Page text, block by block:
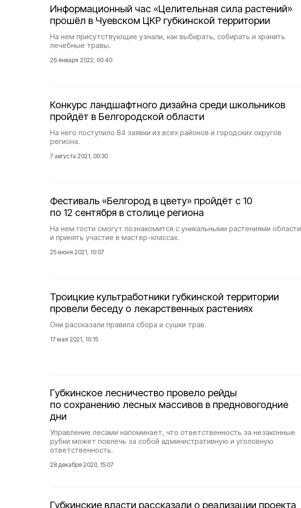
Информационный час «Целительная сила растений»
прошёл в Чуевском ЦКР губкинской территории
На нём присутствующие узнали, как выбирать, собирать и хранить
лечебные травы.
26 января 2022, 00:40
Конкурс ландшафтного дизайна среди школьников
пройдёт в Белгородской области
На него поступило 84 заявки из всех районов и городских округов
региона.
7 августа 2021, 00:30
Фестиваль «Белгород в цвету» пройдёт с 10
по 12 сентября в столице региона
На нём гости смогут познакомится с уникальными растениями области
и принять участие в мастер-классах.
25 июня 2021, 10:07
Троицкие культработники губкинской территории
провели беседу о лекарственных растениях
Они рассказали правила сбора и сушки трав.
17 мая 2021, 10:15
Губкинское лесничество провело рейды
по сохранению лесных массивов в предновогодние
дни
Управление лесами напоминает, что ответственность за незаконные
рубки может повлечь за собой административную и уголовную
ответственность.
28 декабря 2020, 15:07
Губкинские власти рассказали о реализации проекта